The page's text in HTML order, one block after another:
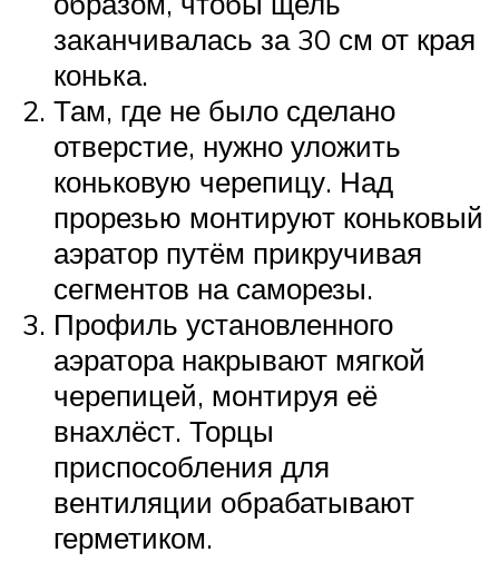
заканчивалась за 30 см от края
конька.
Там, где не было сделано
отверстие, нужно уложить
коньковую черепицу. Над
прорезью монтируют коньковый
аэратор путём прикручивая
сегментов на саморезы.
Профиль установленного
аэратора накрывают мягкой
черепицей, монтируя её
внахлёст. Торцы
приспособления для
вентиляции обрабатывают
герметиком.